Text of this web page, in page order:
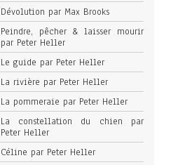
Dévolution par Max Brooks
Peindre, pêcher & laisser mourir
par Peter Heller
Le guide par Peter Heller
La rivière par Peter Heller
La pommeraie par Peter Heller
La constellation du chien par
Peter Heller
Céline par Peter Heller